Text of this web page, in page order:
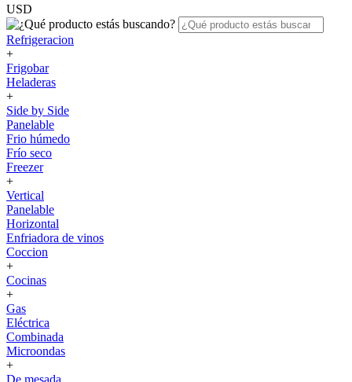
USD
Refrigeracion
+
Frigobar
Heladeras
+
Side by Side
Panelable
Frio húmedo
Frío seco
Freezer
+
Vertical
Panelable
Horizontal
Enfriadora de vinos
Coccion
+
Cocinas
+
Gas
Eléctrica
Combinada
Microondas
+
De mesada